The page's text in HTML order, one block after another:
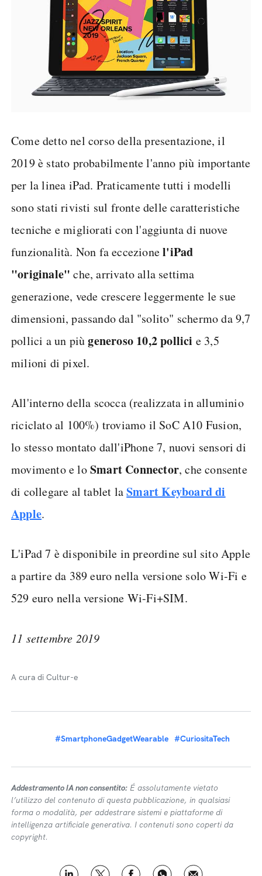
Come detto nel corso della presentazione, il
2019 è stato probabilmente l'anno più importante
per la linea iPad. Praticamente tutti i modelli
sono stati rivisti sul fronte delle caratteristiche
tecniche e migliorati con l'aggiunta di nuove
funzionalità. Non fa eccezionel'iPad
"originale" che, arrivato alla settima
generazione, vede crescere leggermente le sue
dimensioni, passando dal "solito" schermo da 9,7
pollici a un piùgeneroso 10,2 pollici e 3,5
milioni di pixel.
All'interno della scocca (realizzata in alluminio
riciclato al 100%) troviamo il SoC A10 Fusion,
lo stesso montato dall'iPhone 7, nuovi sensori di
movimento e loSmart Connector, che consente
di collegare al tablet laSmart Keyboard di
Apple.
L'iPad 7 è disponibile in preordine sul sito Apple
a partire da 389 euro nella versione solo Wi-Fi e
529 euro nella versione Wi-Fi+SIM.
11 settembre 2019
A cura di Cultur-e
#SmartphoneGadgetWearable #CuriositaTech
Addestramento IA non consentito: É assolutamente vietato
l’utilizzo del contenuto di questa pubblicazione, in qualsiasi
forma o modalità, per addestrare sistemi e piattaforme di
intelligenza artificiale generativa. I contenuti sono coperti da
copyright.